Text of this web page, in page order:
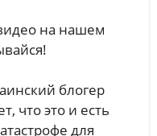
на нашем
блогер
что это и есть
для